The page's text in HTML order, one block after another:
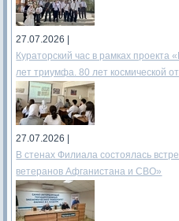
27.07.2026 |
Кураторский час в рамках
лет триумфа. 80 лет космической
27.07.2026 |
В стенах Филиала состоялась
ветеранов Афганистана и СВО»